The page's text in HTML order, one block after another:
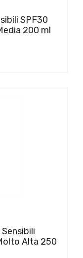
SPF30
200 ml
Alta 250